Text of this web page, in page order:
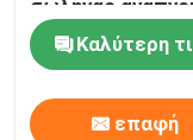
σωλήνας
εναέριων
NPA με τη
άκρη
Καλύτερη
επαφή